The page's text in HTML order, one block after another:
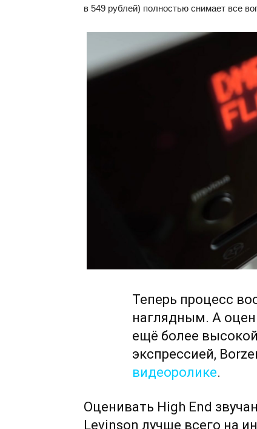
в 549 рублей) полностью снимает все
Теперь процесс
наглядным. А
ещё более
экспрессией,
видеоролике.
Оценивать High End
Levinson лучше всего на